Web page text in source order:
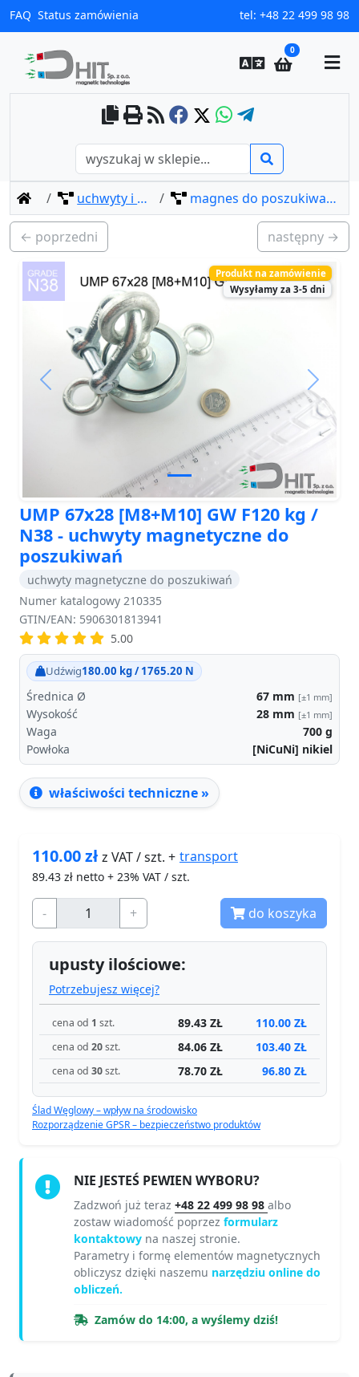
FAQ Status zamówienia tel: +48 22 499 98 98
0
home uchwyty i magnesy do poszukiwań magnes do poszukiwań ump 67x28 [m8+m10] gw f120 kg / n38
← poprzedni następny →
Produkt na zamówienie
Wysyłamy za 3-5 dni
Previous Next
UMP 67x28 [M8+M10] GW F120 kg /
N38 - uchwyty magnetyczne do
poszukiwań
uchwyty magnetyczne do poszukiwań
Numer katalogowy 210335
GTIN/EAN: 5906301813941
5.00
Udźwig180.00 kg / 1765.20 N
Średnica Ø 67 mm [±1 mm]
Wysokość 28 mm [±1 mm]
Waga 700 g
Powłoka
[NiCuNi] nikiel
właściwości techniczne »
110.00złz VAT / szt. + transport
89.43 zł netto + 23% VAT / szt.
- + do koszyka
upusty ilościowe:
Potrzebujesz więcej?
cena od 1 szt. 89.43 ZŁ 110.00 ZŁ
cena od 20szt. 84.06 ZŁ 103.40 ZŁ
cena od 30szt. 78.70 ZŁ 96.80 ZŁ
Ślad Węglowy – wpływ na środowisko
Rozporządzenie GPSR – bezpieczeństwo produktów
NIE JESTEŚ PEWIEN WYBORU?
Zadzwoń już teraz +48 22 499 98 98 albo
zostaw wiadomość poprzez formularz
kontaktowy na naszej stronie.
Parametry i formę elementów magnetycznych
obliczysz dzięki naszemu narzędziu online do
obliczeń.
Zamów do 14:00, a wyślemy dziś!